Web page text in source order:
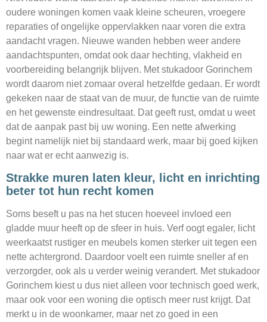
oudere woningen komen vaak kleine scheuren, vroegere
reparaties of ongelijke oppervlakken naar voren die extra
aandacht vragen. Nieuwe wanden hebben weer andere
aandachtspunten, omdat ook daar hechting, vlakheid en
voorbereiding belangrijk blijven. Met stukadoor Gorinchem
wordt daarom niet zomaar overal hetzelfde gedaan. Er wordt
gekeken naar de staat van de muur, de functie van de ruimte
en het gewenste eindresultaat. Dat geeft rust, omdat u weet
dat de aanpak past bij uw woning. Een nette afwerking
begint namelijk niet bij standaard werk, maar bij goed kijken
naar wat er echt aanwezig is.
Strakke muren laten kleur, licht en inrichting
beter tot hun recht komen
Soms beseft u pas na het stucen hoeveel invloed een
gladde muur heeft op de sfeer in huis. Verf oogt egaler, licht
weerkaatst rustiger en meubels komen sterker uit tegen een
nette achtergrond. Daardoor voelt een ruimte sneller af en
verzorgder, ook als u verder weinig verandert. Met stukadoor
Gorinchem kiest u dus niet alleen voor technisch goed werk,
maar ook voor een woning die optisch meer rust krijgt. Dat
merkt u in de woonkamer, maar net zo goed in een